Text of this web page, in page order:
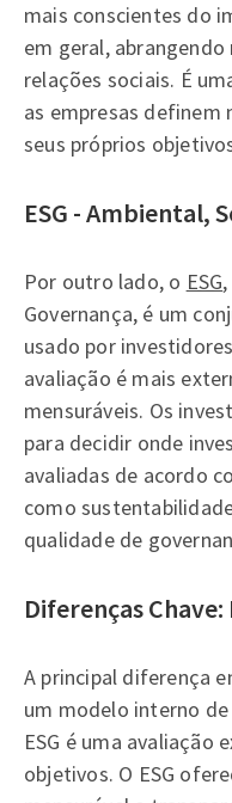
mais conscientes do
em geral,
relações sociais. É
as empresas
seus próprios
ESG - Ambiental,
Por outro lado, o ESG
Governança, é um
usado por
avaliação é mais
mensuráveis. Os
para decidir onde
avaliadas de acordo
como
qualidade de
Diferenças
A principal diferença
um modelo interno
ESG é uma avaliação
objetivos. O ESG